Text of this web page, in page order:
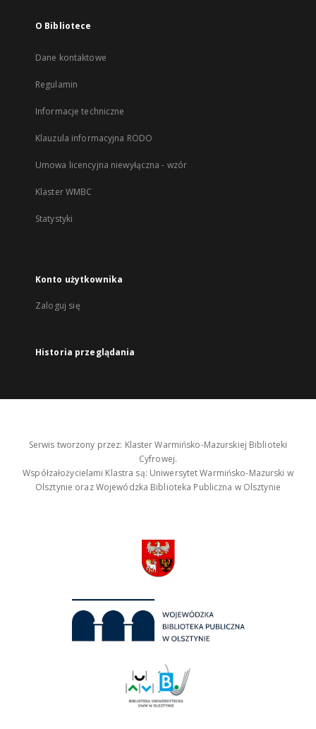
O Bibliotece
Dane kontaktowe
Regulamin
Informacje techniczne
Klauzula informacyjna RODO
Umowa licencyjna niewyłączna - wzór
Klaster WMBC
Statystyki
Konto użytkownika
Zaloguj się
Historia przeglądania
Serwis tworzony przez: Klaster Warmińsko-Mazurskiej Biblioteki
Cyfrowej.
Współzałożycielami Klastra są: Uniwersytet Warmińsko-Mazurski w
Olsztynie oraz Wojewódzka Biblioteka Publiczna w Olsztynie